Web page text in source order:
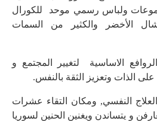
ولباس رسمي موحد للكورال
الأخضر والكثير من السمات
الاساسية لتغيير المجتمع و
الذات وتعزيز الثقة بالنفس.
النفسي, ومكان التقاء عشرات
و يتساندن ويغنين الحنين لسوريا